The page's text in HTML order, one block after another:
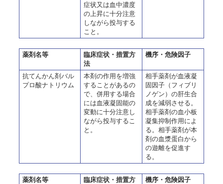
症状又は血中濃度
の上昇に十分注意
しながら投与する
こと。
薬剤名等
臨床症状・措置方
法
機序・危険因子
抗てんかん剤バル
プロ酸ナトリウム
本剤の作用を増強
することがあるの
で、併用する場合
には血液凝固能の
変動に十分注意し
ながら投与するこ
と。
相手薬剤が血液凝
固因子（フィブリ
ノゲン）の肝生合
成を減弱させる。
相手薬剤の血小板
凝集抑制作用によ
る。相手薬剤が本
剤の血漿蛋白から
の遊離を促進す
る。
薬剤名等
臨床症状・措置方
機序・危険因子